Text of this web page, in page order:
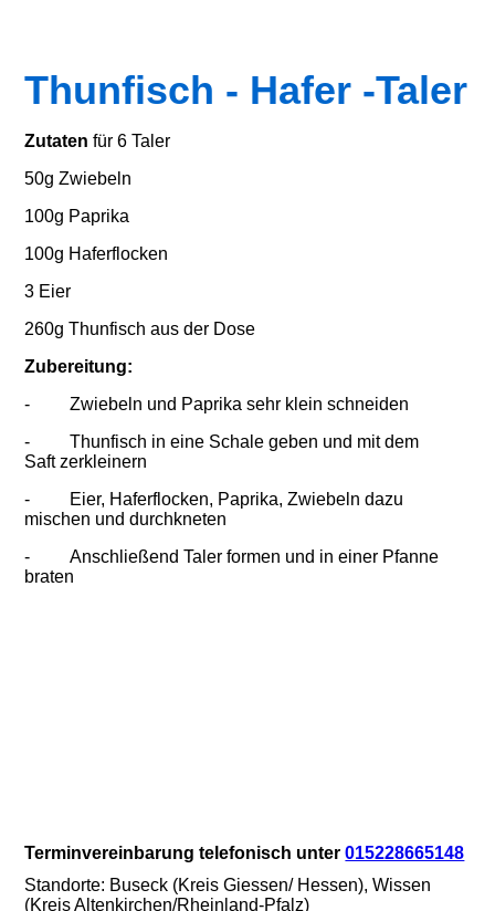
Thunfisch - Hafer -Taler
Zutatenfür 6 Taler
50g Zwiebeln
100g Paprika
100g Haferflocken
3 Eier
260g Thunfisch aus der Dose
Zubereitung:
- Zwiebeln und Paprika sehr klein schneiden
- Thunfisch in eine Schale geben und mit dem
Saftzerkleinern
- Eier, Haferflocken, Paprika, Zwiebeln dazu
mischen und durchkneten
- Anschließend Taler formen und in einer Pfanne
braten
Terminvereinbarung telefonisch unter015228665148
Standorte: Buseck (Kreis Giessen/ Hessen), Wissen
(Kreis Altenkirchen/Rheinland-Pfalz)